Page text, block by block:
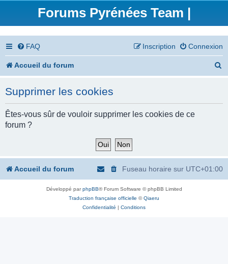
Forums Pyrénées Team |
FAQ Connexion
Inscription
Accueil du forum
c
Supprimer les cookies
Êtes-vous sûr de vouloir supprimer les cookies de ce
forum ?
Accueil du forum Fuseau horaire sur UTC+01:00
Développé parphpBB® Forum Software © phpBB Limited
Traduction française officielle ©Qiaeru
Confidentialité | Conditions